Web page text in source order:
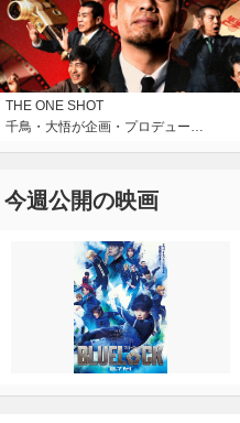
THE ONE SHOT
千鳥・大悟が企画・プロデュー…
今週公開の映画